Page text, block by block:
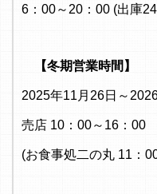
6：00～20：00 (出庫
【冬期営業時間】
2025年11月26日～
売店 10：00～16：00
(お食事処二の丸 11：